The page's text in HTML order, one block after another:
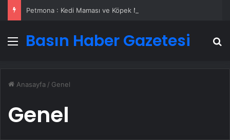
Menü
Basın Haber Gazetesi
Anasayfa / Genel
Genel